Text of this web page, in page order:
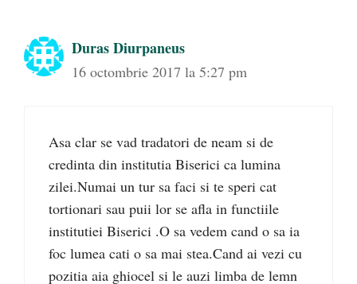
Duras Diurpaneus
16 octombrie 2017 la 5:27 pm
Asa clar se vad tradatori de neam si de
credinta din institutia Biserici ca lumina
zilei.Numai un tur sa faci si te speri cat
tortionari sau puii lor se afla in functiile
institutiei Biserici .O sa vedem cand o sa ia
foc lumea cati o sa mai stea.Cand ai vezi cu
pozitia aia ghiocel si le auzi limba de lemn